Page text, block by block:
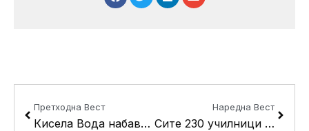
Претходна Вест
Кисела Вода набави комбиниран багер за чистење на канали и диви депонии
Наредна Вест
Сите 230 училници во сите основни училишта во општина Кисела Вода се опремуваат со пречистувачи на воздух